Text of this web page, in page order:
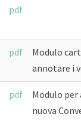
pdf
pdf
Modulo
annotare i
pdf
Modulo
nuova